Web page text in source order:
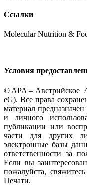
Ссылки
Molecular Nutrition &
Условия
© APA – Австрийское
eG). Все права
материал
и личного
публикации или
части для других
электронные базы
ответственности за
Если вы
пожалуйста,
Печати.